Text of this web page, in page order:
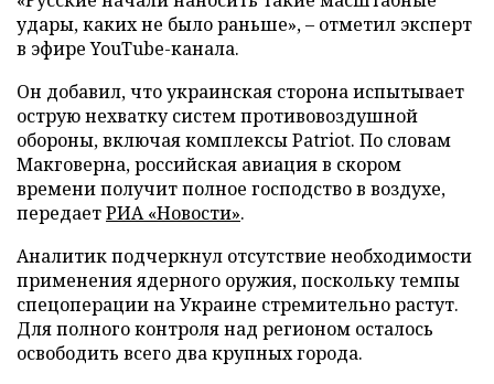
удары, каких не было раньше», – отметил эксперт
в эфире YouTube-канала.
Он добавил, что украинская сторона испытывает
острую нехватку систем противовоздушной
обороны, включая комплексы Patriot. По словам
Макговерна, российская авиация в скором
времени получит полное господство в воздухе,
передаетРИА «Новости».
Аналитик подчеркнул отсутствие необходимости
применения ядерного оружия, поскольку темпы
спецоперации на Украине стремительно растут.
Для полного контроля над регионом осталось
освободить всего два крупных города.